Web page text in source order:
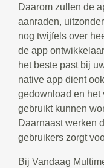
Daarom zullen de
aanraden,
nog twijfels over
de app
het beste past bij
native app dient
gedownload en het
gebruikt kunnen
Daarnaast werken
gebruikers zorgt
Bij Vandaag